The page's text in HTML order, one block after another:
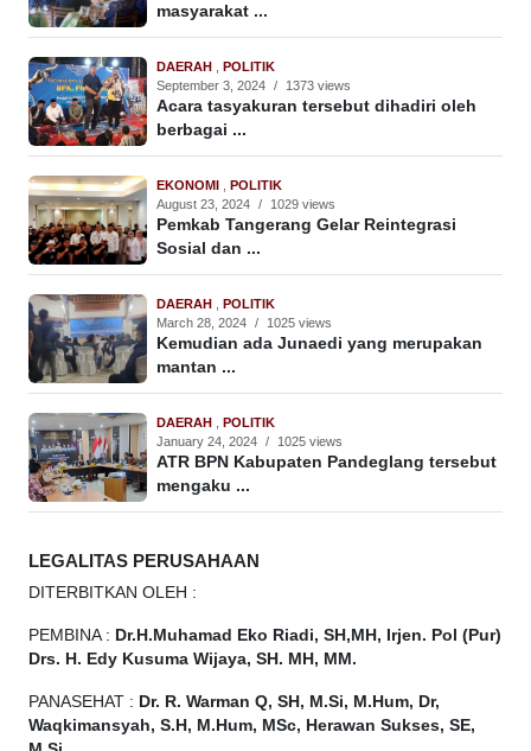
masyarakat ...
DAERAH
POLITIK
September 3, 2024 / 1373 views
Acara tasyakuran tersebut dihadiri oleh
berbagai ...
EKONOMI
POLITIK
August 23, 2024 / 1029 views
Pemkab Tangerang Gelar Reintegrasi
Sosial dan ...
DAERAH
POLITIK
March 28, 2024 / 1025 views
Kemudian ada Junaedi yang merupakan
mantan ...
DAERAH
POLITIK
January 24, 2024 / 1025 views
ATR BPN Kabupaten Pandeglang tersebut
mengaku ...
LEGALITAS PERUSAHAAN
DITERBITKAN OLEH :
PEMBINA : Dr.H.Muhamad Eko Riadi, SH,MH, Irjen. Pol (Pur)
Drs. H. Edy Kusuma Wijaya, SH. MH, MM.
PANASEHAT : Dr. R. Warman Q, SH, M.Si, M.Hum, Dr,
Waqkimansyah, S.H, M.Hum, MSc, Herawan Sukses, SE,